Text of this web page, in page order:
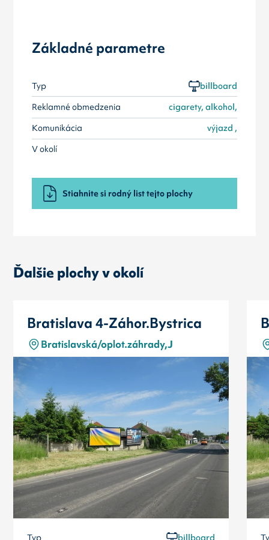
Základné parametre
Typ
billboard
Reklamné obmedzenia
cigarety, alkohol,
Komunikácia
výjazd ,
V okolí
Stiahnite si rodný list tejto plochy
Ďalšie plochy v okolí
Bratislava 4-Záhor.Bystrica
Bratislavská/oplot.záhrady,J
Typ billboard